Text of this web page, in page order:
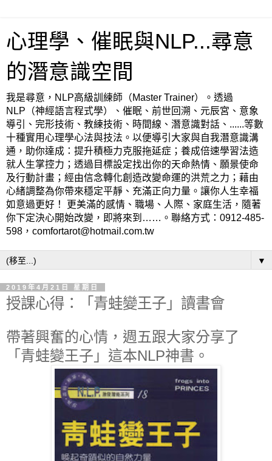
心理學、催眠與NLP...尋意
的潛意識空間
我是尋意，NLP高級訓練師（Master Trainer）。透過
NLP（神經語言程式學）、催眠、前世回溯、元辰宮、意象
導引、完形技術、教練技術、時間線、潛意識對話、......等數
十種實用心理學心法與技法。以便導引大家與自我潛意識溝
通，助你達成：提升積極力克服拖延症；養成倍速學習法造
就人生掌控力；透過目標設定找出你的天命熱情、願景使命
及行動計畫；經由信念轉化創造改變命運的洪荒之力；藉由
心緒調整為你帶來穩定平靜、充滿正向力量。讓你人生幸福
如意過更好！ 更美滿的感情、職場、人際、家庭生活，隨著
你下定決心開始改變，即將來到……。聯絡方式：0912-485-
598，comfortarot@hotmail.com.tw
▼
2019年4月21日 星期日
授課心得：「青蛙變王子」讀書會
帶著興奮的心情，週五跟大家分享了
「青蛙變王子」這本NLP神書。